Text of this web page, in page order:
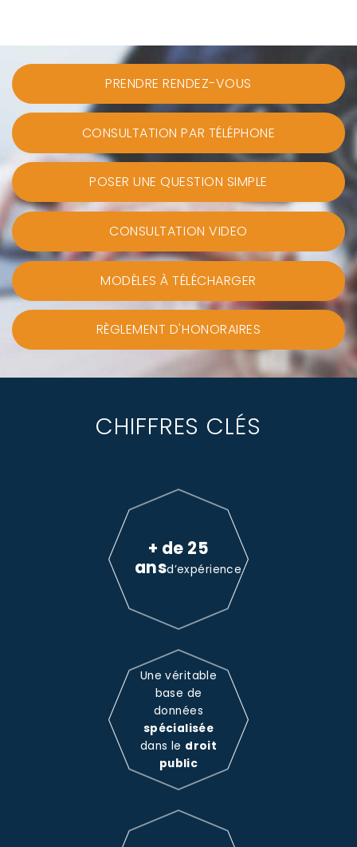
PRENDRE RENDEZ-VOUS
CONSULTATION PAR TÉLÉPHONE
POSER UNE QUESTION SIMPLE
CONSULTATION VIDEO
MODÈLES À TÉLÉCHARGER
RÈGLEMENT D'HONORAIRES
CHIFFRES CLÉS
+ de 25
ansd’expérience
Une véritable
base de
données
spécialisée
dans le droit
public